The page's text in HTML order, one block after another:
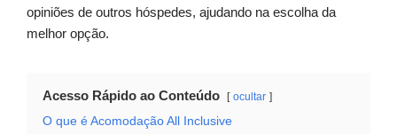
opiniões de outros hóspedes, ajudando na escolha da
melhor opção.
Acesso Rápido ao Conteúdo ocultar
O que é Acomodação All Inclusive